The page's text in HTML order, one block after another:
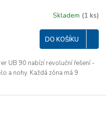
R
A
Skladem (1 ks)
DO KOŠÍKU
UB 90 nabízí revoluční řešení -
a nohy. Každá zóna má 9